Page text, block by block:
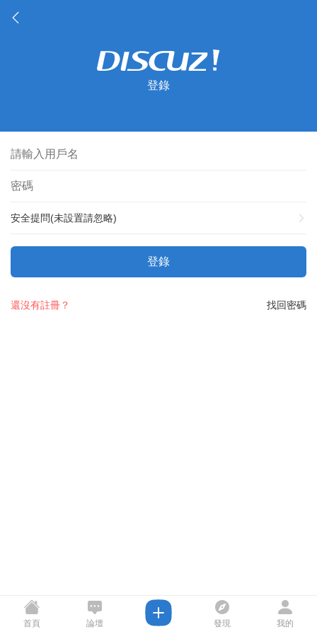
登錄
安全提問(未設置請忽略)
登錄
找回密碼
還沒有註冊？
首頁 論壇 發現 我的